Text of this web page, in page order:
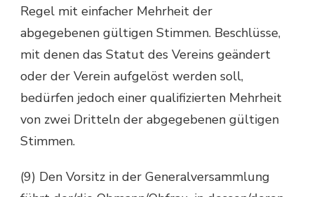
Regel mit einfacher Mehrheit der
abgegebenen gültigen Stimmen. Beschlüsse,
mit denen das Statut des Vereins geändert
oder der Verein aufgelöst werden soll,
bedürfen jedoch einer qualifizierten Mehrheit
von zwei Dritteln der abgegebenen gültigen
Stimmen.
(9) Den Vorsitz in der Generalversammlung